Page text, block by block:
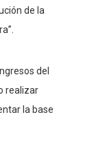
de la
del
realizar
la base